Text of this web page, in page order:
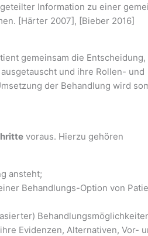
Information zu einer
[Härter 2007], [Bieber 2016]
gemeinsam die Entscheidung,
und ihre Rollen- und
der Behandlung wird
voraus. Hierzu gehören
ansteht;
Behandlungs-Option von
Evidenzen, Alternativen, Vor-